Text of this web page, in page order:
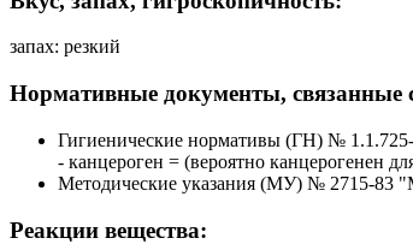
запах: резкий
Нормативные документы, связанные
Гигиенические нормативы (ГН) №
- канцероген = (вероятно канцерогенен
Методические указания (МУ) № 2715-83
Реакции вещества: